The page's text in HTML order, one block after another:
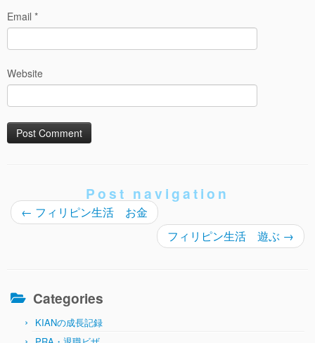
Email *
Website
Post navigation
← フィリピン生活 お金
フィリピン生活 遊ぶ →
Categories
KIANの成長記録